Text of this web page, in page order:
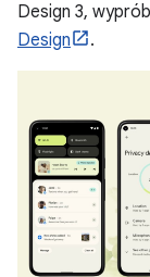
Design 3,
Design
.